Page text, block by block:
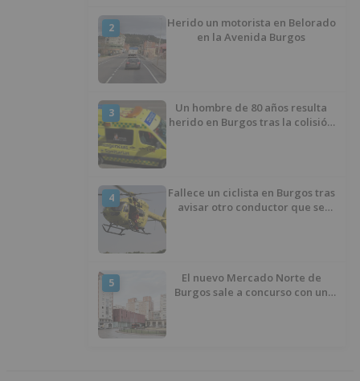
2
Herido un motorista en Belorado
en la Avenida Burgos
3
Un hombre de 80 años resulta
herido en Burgos tras la colisión
4
Fallece un ciclista en Burgos tras
avisar otro conductor que se
5
El nuevo Mercado Norte de
Burgos sale a concurso con un